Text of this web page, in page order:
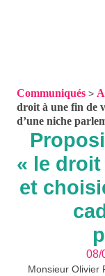
Communiqués >
droit à une fin de
d’une niche
« le
et
08/
Monsieur Olivier